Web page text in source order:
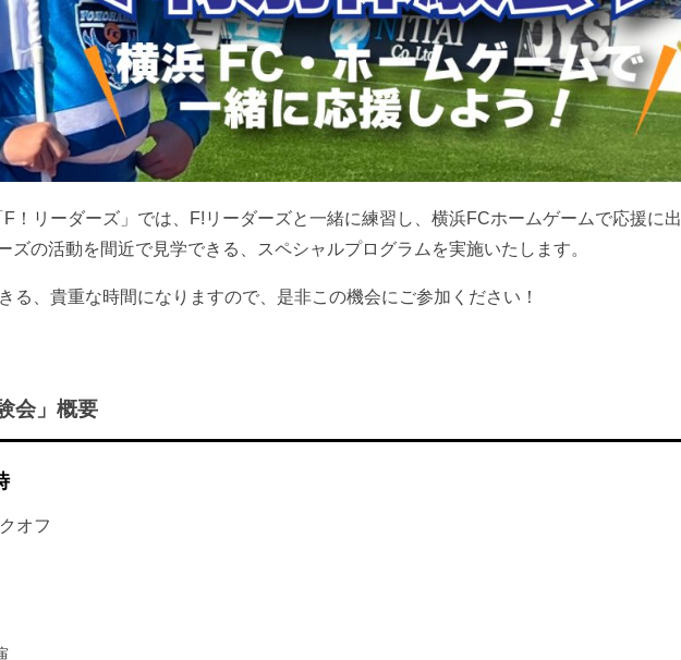
！リーダーズ」では、F!リーダーズと一緒に練習し、横浜FCホームゲームで応援に出
ズの活動を間近で見学できる、スペシャルプログラムを実施いたします。
る、貴重な時間になりますので、是非この機会にご参加ください！
会」概要
オフ